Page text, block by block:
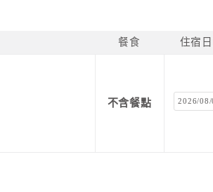
餐食 住宿
不含餐點 2026/08/